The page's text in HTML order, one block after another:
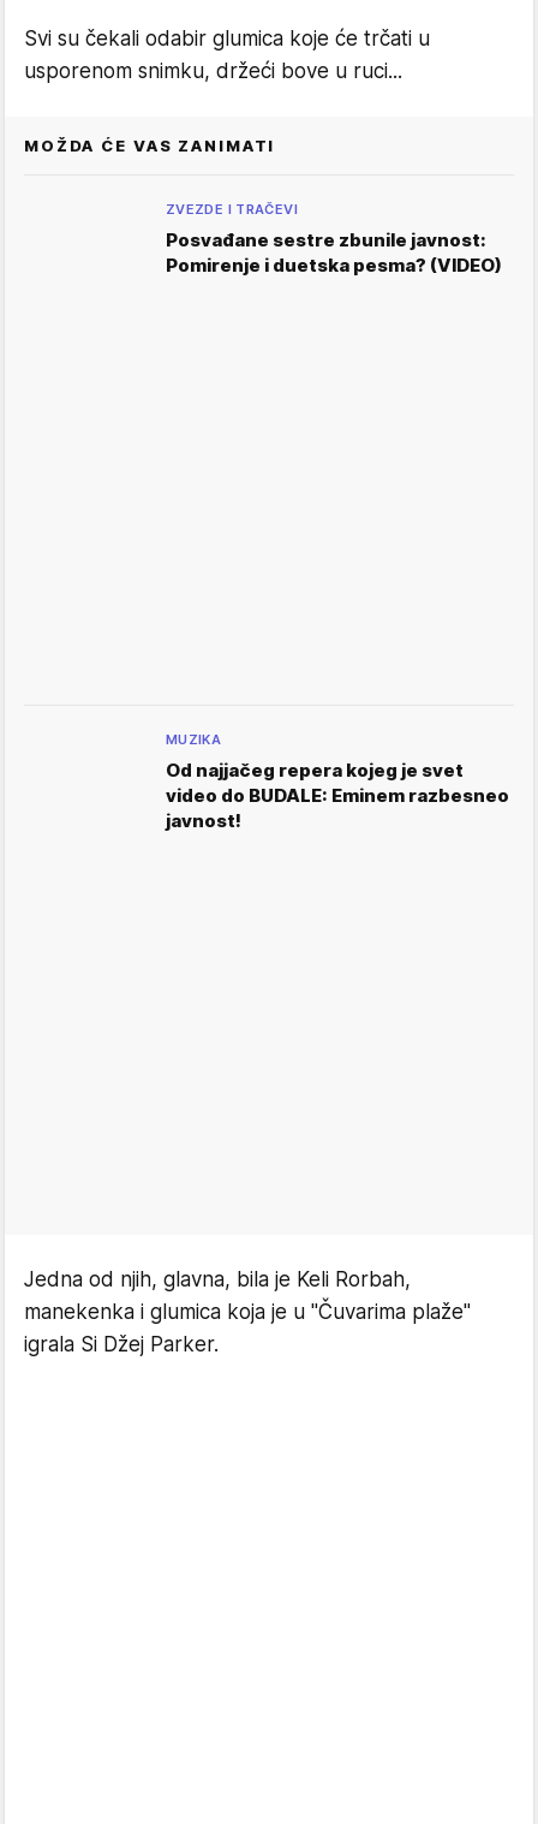
Svi su čekali odabir glumica koje će trčati u
usporenom snimku, držeći bove u ruci...
MOŽDA ĆE VAS ZANIMATI
ZVEZDE I TRAČEVI
Posvađane sestre zbunile javnost:
Pomirenje i duetska pesma? (VIDEO)
MUZIKA
Od najjačeg repera kojeg je svet
video do BUDALE: Eminem razbesneo
javnost!
Jedna od njih, glavna, bila je Keli Rorbah,
manekenka i glumica koja je u "Čuvarima plaže"
igrala Si Džej Parker.